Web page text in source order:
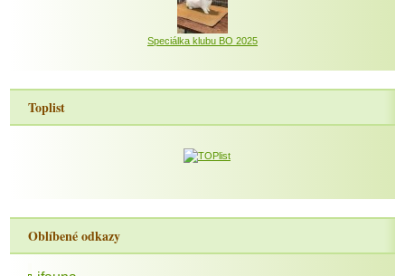
Speciálka klubu BO 2025
Toplist
Oblíbené odkazy